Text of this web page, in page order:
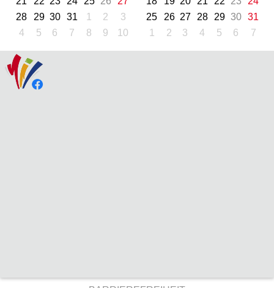
28
29 30 31 1 2
3
4
5 6 7 8 9 10
25
26 27 28 29 30
31
1
2 3 4 5 6 7